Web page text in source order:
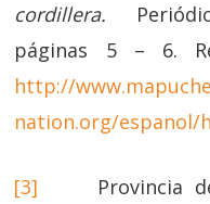
cordillera.
páginas 5 – 6.
http://
nation.org/
[3] Provincia de